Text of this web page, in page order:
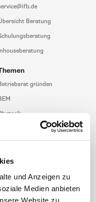
und Anzeigen zu
Medien anbieten
Website zu
Beratung
gründen
Wahl
Sie uns